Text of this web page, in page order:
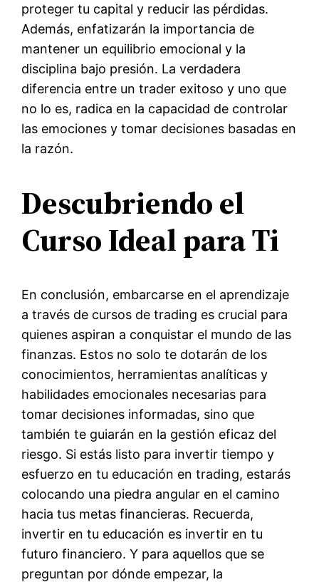
proteger tu capital y reducir las pérdidas.
Además, enfatizarán la importancia de
mantener un equilibrio emocional y la
disciplina bajo presión. La verdadera
diferencia entre un trader exitoso y uno que
no lo es, radica en la capacidad de controlar
las emociones y tomar decisiones basadas en
la razón.
Descubriendo el
Curso Ideal para Ti
En conclusión, embarcarse en el aprendizaje
a través de cursos de trading es crucial para
quienes aspiran a conquistar el mundo de las
finanzas. Estos no solo te dotarán de los
conocimientos, herramientas analíticas y
habilidades emocionales necesarias para
tomar decisiones informadas, sino que
también te guiarán en la gestión eficaz del
riesgo. Si estás listo para invertir tiempo y
esfuerzo en tu educación en trading, estarás
colocando una piedra angular en el camino
hacia tus metas financieras. Recuerda,
invertir en tu educación es invertir en tu
futuro financiero. Y para aquellos que se
preguntan por dónde empezar, la